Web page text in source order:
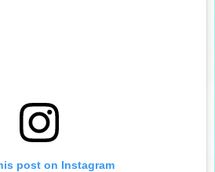
post on Instagram